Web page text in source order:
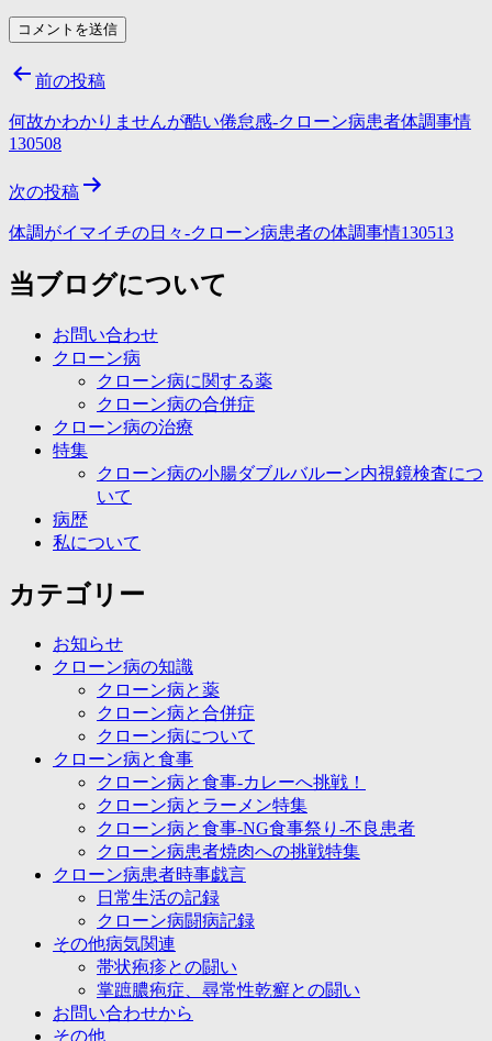
投
稿
ナ
ビ
ゲ
シ
前の投稿
何故かわかりませんが酷い倦怠感-クローン病患者体調事情
130508
次の投稿
体調がイマイチの日々-クローン病患者の体調事情130513
当ブログについて
お問い合わせ
クローン病
クローン病に関する薬
クローン病の合併症
クローン病の治療
特集
クローン病の小腸ダブルバルーン内視鏡検査につ
いて
病歴
私について
カテゴリー
お知らせ
クローン病の知識
クローン病と薬
クローン病と合併症
クローン病について
クローン病と食事
クローン病と食事-カレーへ挑戦！
クローン病とラーメン特集
クローン病と食事-NG食事祭り-不良患者
クローン病患者焼肉への挑戦特集
クローン病患者時事戯言
日常生活の記録
クローン病闘病記録
その他病気関連
帯状疱疹との闘い
掌蹠膿疱症、尋常性乾癬との闘い
お問い合わせから
その他